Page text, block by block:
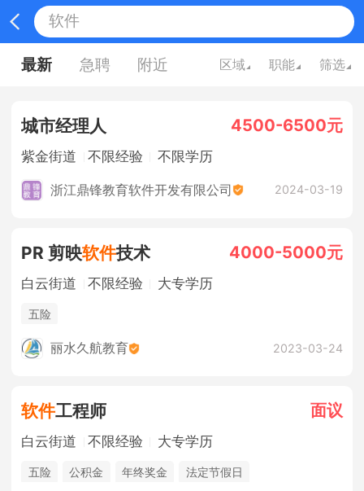
最新 急聘 附近 区域 职能 筛选
城市经理人 4500-6500元
紫金街道 不限经验 不限学历
浙江鼎锋教育软件开发有限公司 2024-03-19
PR 剪映软件技术 4000-5000元
白云街道 不限经验 大专学历
五险
丽水久航教育 2023-03-24
软件工程师 面议
白云街道 不限经验 大专学历
五险 公积金 年终奖金 法定节假日